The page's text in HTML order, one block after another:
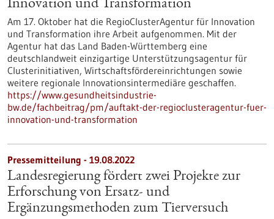
Innovation und Transformation
Am 17. Oktober hat die RegioClusterAgentur für Innovation
und Transformation ihre Arbeit aufgenommen. Mit der
Agentur hat das Land Baden-Württemberg eine
deutschlandweit einzigartige Unterstützungsagentur für
Clusterinitiativen, Wirtschaftsfördereinrichtungen sowie
weitere regionale Innovationsintermediäre geschaffen.
https://www.gesundheitsindustrie-
bw.de/fachbeitrag/pm/auftakt-der-regioclusteragentur-fuer-
innovation-und-transformation
Pressemitteilung - 19.08.2022
Landesregierung fördert zwei Projekte zur
Erforschung von Ersatz- und
Ergänzungsmethoden zum Tierversuch